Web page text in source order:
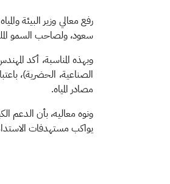
رفع معالي وزير البيئة
سعود، ولصاحب السمو
وبهذه المناسبة، أكد
الصناعية، الحضرية)،
مصادر المياه.
ونوه معاليه، بأن الدعم
يواكب مستهدفات الاستدامة